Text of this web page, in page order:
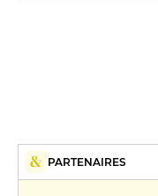
PARTENAIRES